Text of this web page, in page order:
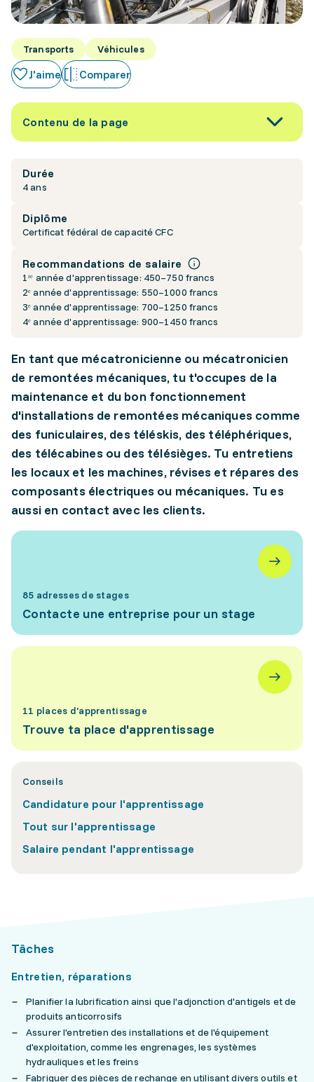
Transports Véhicules
J'aime Comparer
Contenu de la page
Durée
4 ans
Diplôme
Certificat fédéral de capacité CFC
Recommandations de salaire
1ʳᵉ année d'apprentissage: 450–750 francs
2ᵉ année d'apprentissage: 550–1000 francs
3ᵉ année d'apprentissage: 700–1250 francs
4ᵉ année d'apprentissage: 900–1450 francs
En tant que mécatronicienne ou mécatronicien
de remontées mécaniques, tu t'occupes de la
maintenance et du bon fonctionnement
d'installations de remontées mécaniques comme
des funiculaires, des téléskis, des téléphériques,
des télécabines ou des télésièges. Tu entretiens
les locaux et les machines, révises et répares des
composants électriques ou mécaniques. Tu es
aussi en contact avec les clients.
85 adresses de stages
Contacte une entreprise pour un stage
11 places d'apprentissage
Trouve ta place d'apprentissage
Conseils
Candidature pour l'apprentissage
Tout sur l'apprentissage
Salaire pendant l'apprentissage
Tâches
Entretien, réparations
Planifier la lubrification ainsi que l'adjonction d'antigels et de
produits anticorrosifs
Assurer l'entretien des installations et de l'équipement
d'exploitation, comme les engrenages, les systèmes
hydrauliques et les freins
Fabriquer des pièces de rechange en utilisant divers outils et